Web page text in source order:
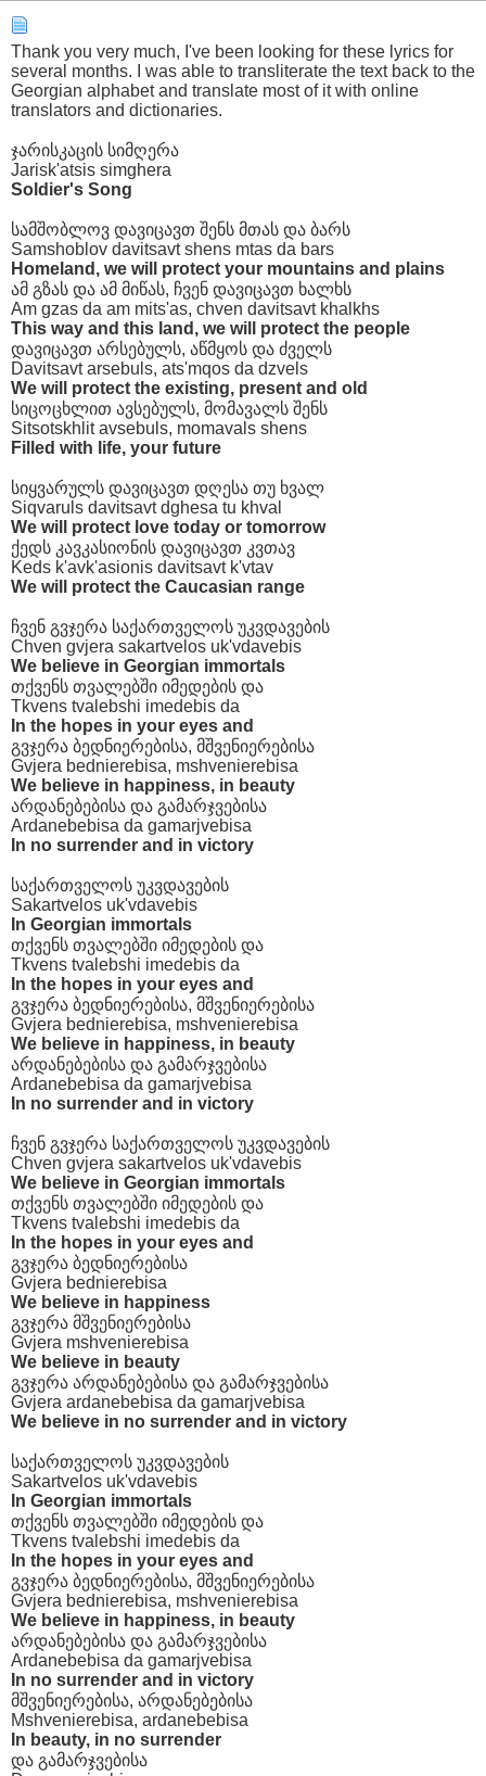
Thank you very much, I've been looking for these lyrics for
several months. I was able to transliterate the text back to the
Georgian alphabet and translate most of it with online
translators and dictionaries.
ჯარისკაცის სიმღერა
Jarisk'atsis simghera
Soldier's Song
სამშობლოვ დავიცავთ შენს მთას და ბარს
Samshoblov davitsavt shens mtas da bars
Homeland, we will protect your mountains and plains
ამ გზას და ამ მიწას, ჩვენ დავიცავთ ხალხს
Am gzas da am mits'as, chven davitsavt khalkhs
This way and this land, we will protect the people
დავიცავთ არსებულს, აწმყოს და ძველს
Davitsavt arsebuls, ats'mqos da dzvels
We will protect the existing, present and old
სიცოცხლით ავსებულს, მომავალს შენს
Sitsotskhlit avsebuls, momavals shens
Filled with life, your future
სიყვარულს დავიცავთ დღესა თუ ხვალ
Siqvaruls davitsavt dghesa tu khval
We will protect love today or tomorrow
ქედს კავკასიონის დავიცავთ კვთავ
Keds k'avk'asionis davitsavt k'vtav
We will protect the Caucasian range
ჩვენ გვჯერა საქართველოს უკვდავების
Chven gvjera sakartvelos uk'vdavebis
We believe in Georgian immortals
თქვენს თვალებში იმედების და
Tkvens tvalebshi imedebis da
In the hopes in your eyes and
გვჯერა ბედნიერებისა, მშვენიერებისა
Gvjera bednierebisa, mshvenierebisa
We believe in happiness, in beauty
არდანებებისა და გამარჯვებისა
Ardanebebisa da gamarjvebisa
In no surrender and in victory
საქართველოს უკვდავების
Sakartvelos uk'vdavebis
In Georgian immortals
თქვენს თვალებში იმედების და
Tkvens tvalebshi imedebis da
In the hopes in your eyes and
გვჯერა ბედნიერებისა, მშვენიერებისა
Gvjera bednierebisa, mshvenierebisa
We believe in happiness, in beauty
არდანებებისა და გამარჯვებისა
Ardanebebisa da gamarjvebisa
In no surrender and in victory
ჩვენ გვჯერა საქართველოს უკვდავების
Chven gvjera sakartvelos uk'vdavebis
We believe in Georgian immortals
თქვენს თვალებში იმედების და
Tkvens tvalebshi imedebis da
In the hopes in your eyes and
გვჯერა ბედნიერებისა
Gvjera bednierebisa
We believe in happiness
გვჯერა მშვენიერებისა
Gvjera mshvenierebisa
We believe in beauty
გვჯერა არდანებებისა და გამარჯვებისა
Gvjera ardanebebisa da gamarjvebisa
We believe in no surrender and in victory
საქართველოს უკვდავების
Sakartvelos uk'vdavebis
In Georgian immortals
თქვენს თვალებში იმედების და
Tkvens tvalebshi imedebis da
In the hopes in your eyes and
გვჯერა ბედნიერებისა, მშვენიერებისა
Gvjera bednierebisa, mshvenierebisa
We believe in happiness, in beauty
არდანებებისა და გამარჯვებისა
Ardanebebisa da gamarjvebisa
In no surrender and in victory
მშვენიერებისა, არდანებებისა
Mshvenierebisa, ardanebebisa
In beauty, in no surrender
და გამარჯვებისა